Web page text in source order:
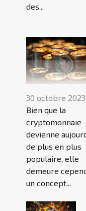
des...
30 octobre 2023
Bien que la
cryptomonnaie
devienne
de plus en plus
populaire, elle
demeure
un concept...